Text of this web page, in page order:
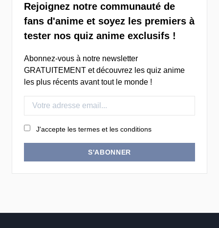
Rejoignez notre communauté de
fans d'anime et soyez les premiers à
tester nos quiz anime exclusifs !
Abonnez-vous à notre newsletter
GRATUITEMENT et découvrez les quiz anime
les plus récents avant tout le monde !
J'accepte les termes et les conditions
S'ABONNER